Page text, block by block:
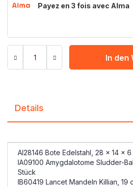
Payez en 3 fois avec Alma
In den
Details
AI28146 Bote Edelstahl, 28 x 14 x 6
IA09100 Amygdalotome Sludder-
Stück
IB60419 Lancet Mandeln Killian, 19